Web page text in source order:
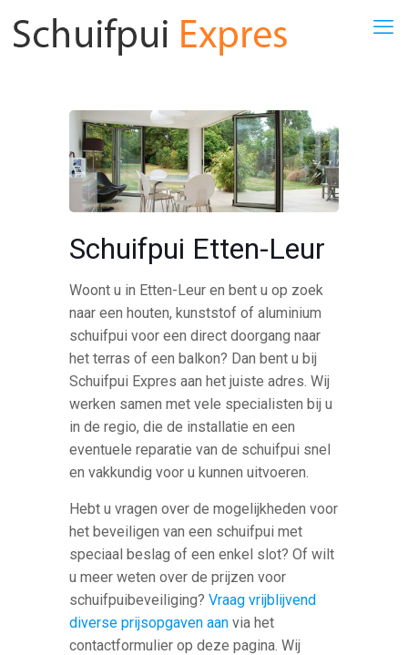
Schuifpui Etten-Leur
Woont u in Etten-Leur en bent u op zoek
naar een houten, kunststof of aluminium
schuifpui voor een direct doorgang naar
het terras of een balkon? Dan bent u bij
Schuifpui Expres aan het juiste adres. Wij
werken samen met vele specialisten bij u
in de regio, die de installatie en een
eventuele reparatie van de schuifpui snel
en vakkundig voor u kunnen uitvoeren.
Hebt u vragen over de mogelijkheden voor
het beveiligen van een schuifpui met
speciaal beslag of een enkel slot? Of wilt
u meer weten over de prijzen voor
schuifpuibeveiliging?Vraag vrijblijvend
diverse prijsopgaven aan via het
contactformulier op deze pagina. Wij